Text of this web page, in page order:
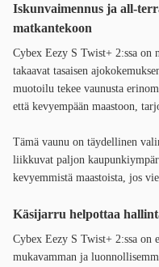
Iskunvaimennus ja all-
matkantekoon
Cybex Eezy S Twist+ 2:ssa on
takaavat tasaisen
muotoilu tekee vaunusta
että kevyempään maastoon,
Tämä vaunu on täydellinen
liikkuvat paljon
kevyemmistä maastoista, jos
Käsijarru helpottaa
Cybex Eezy S Twist+ 2:ssa on
mukavamman ja